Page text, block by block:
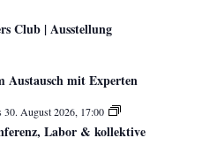
Club | Ausstellung
Austausch mit Experten
30. August 2026, 17:00
Labor & kollektive